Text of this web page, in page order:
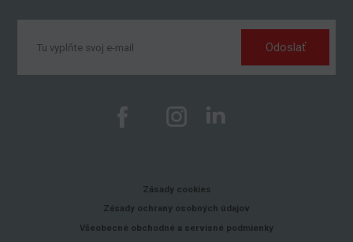
Odoslať
Zásady cookies
Zásady ochrany osobných údajov
Všeobecné obchodné a servisné podmienky